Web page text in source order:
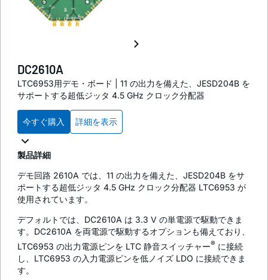
DC2610A
LTC6953用デモ・ボード | 11 の出力を備えた、JESD204B を
サポートする超低ジッタ 4.5 GHz クロック分配器
今すぐ購入 詳細を表示
製品詳細
デモ回路 2610A では、11 の出力を備えた、JESD204B をサ
ポートする超低ジッタ 4.5 GHz クロック分配器 LTC6953 が
使用されています。
デフォルトでは、DC2610A は 3.3 V の単電源で駆動できま
す。DC2610A を両電源で駆動するオプションも備えており、
LTC6953 の出力電源ピンを LTC 静音スイッチャー® に接続
し、LTC6953 の入力電源ピンを低ノイズ LDO に接続できま
す。